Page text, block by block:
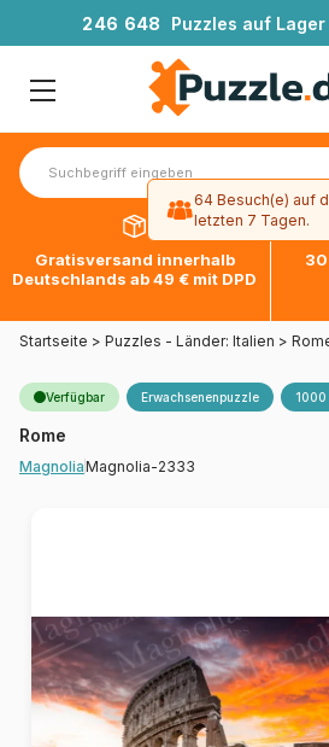
246 648 Puzzles auf Lager
Gratisversand innerhalb
Deutschlands ab 49 € mit DPD
Startseite > Puzzles - Länder: Italien >
Verfügbar Erwachsenenpuzzle
Rome
MagnoliaMagnolia-2333
64 Besuch(e) auf
letzten 7 Tagen.